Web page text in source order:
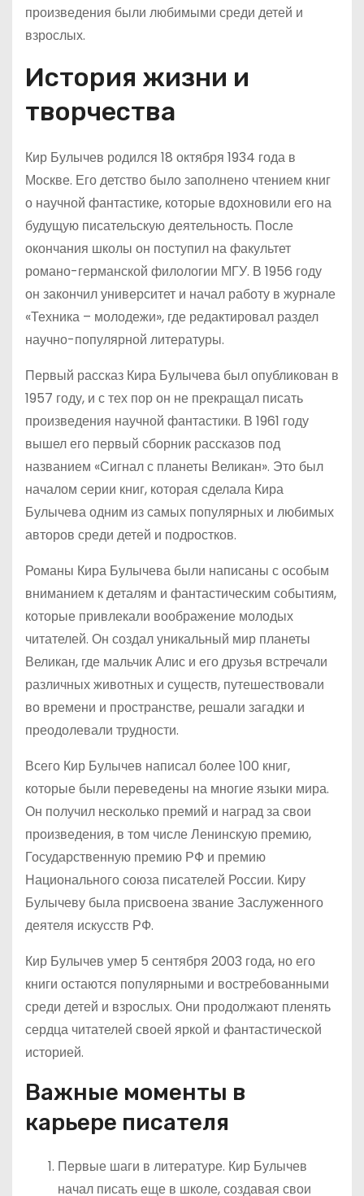
произведения были любимыми среди детей и
взрослых.
История жизни и
творчества
Кир Булычев родился 18 октября 1934 года в
Москве. Его детство было заполнено чтением книг
о научной фантастике, которые вдохновили его на
будущую писательскую деятельность. После
окончания школы он поступил на факультет
романо-германской филологии МГУ. В 1956 году
он закончил университет и начал работу в журнале
«Техника – молодежи», где редактировал раздел
научно-популярной литературы.
Первый рассказ Кира Булычева был опубликован в
1957 году, и с тех пор он не прекращал писать
произведения научной фантастики. В 1961 году
вышел его первый сборник рассказов под
названием «Сигнал с планеты Великан». Это был
началом серии книг, которая сделала Кира
Булычева одним из самых популярных и любимых
авторов среди детей и подростков.
Романы Кира Булычева были написаны с особым
вниманием к деталям и фантастическим событиям,
которые привлекали воображение молодых
читателей. Он создал уникальный мир планеты
Великан, где мальчик Алис и его друзья встречали
различных животных и существ, путешествовали
во времени и пространстве, решали загадки и
преодолевали трудности.
Всего Кир Булычев написал более 100 книг,
которые были переведены на многие языки мира.
Он получил несколько премий и наград за свои
произведения, в том числе Ленинскую премию,
Государственную премию РФ и премию
Национального союза писателей России. Киру
Булычеву была присвоена звание Заслуженного
деятеля искусств РФ.
Кир Булычев умер 5 сентября 2003 года, но его
книги остаются популярными и востребованными
среди детей и взрослых. Они продолжают пленять
сердца читателей своей яркой и фантастической
историей.
Важные моменты в
карьере писателя
Первые шаги в литературе. Кир Булычев
начал писать еще в школе, создавая свои